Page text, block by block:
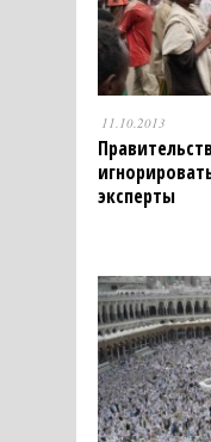
11.10.2013
эксперты